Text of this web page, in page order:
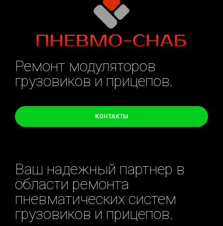
Ремонт модуляторов
грузовиков и прицепов.
КОНТАКТЫ
Ваш надежный партнер в
области ремонта
пневматических систем
грузовиков и прицепов.